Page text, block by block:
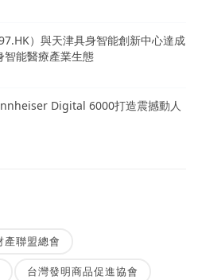
）與天津具身智能創新中心達成
智能醫療產業生態
Digital 6000打造震撼動人
產聯盟總會
台灣發明商品促進協會